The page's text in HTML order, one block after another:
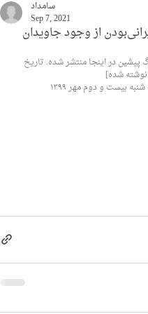
از وجود جاویدان
سامداد
Sep 7, 2021
پیشین در اینجا منتشر شده. تاریخ
نوشته شده]
بیست و دوم مهر ۱۳۹۹